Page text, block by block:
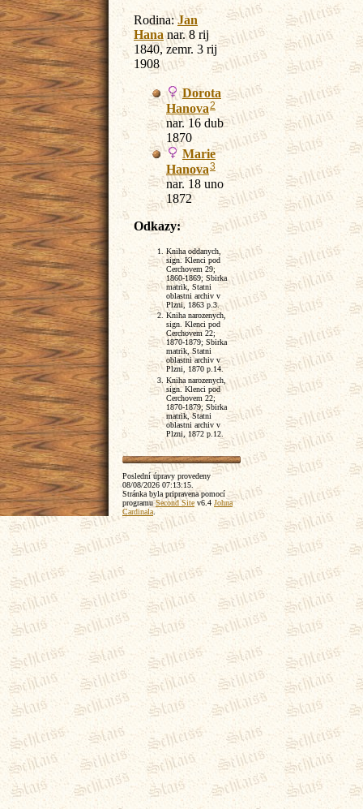
Rodina:Jan
Hananar. 8 rij
1840, zemr. 3 rij
1908
Dorota
Hanova2
nar. 16 dub
1870
Marie
Hanova3
nar. 18 uno
1872
Odkazy:
Kniha oddanych,
sign. Klenci pod
Cerchovem 29;
1860-1869; Sbirka
matrik, Statni
oblastni archiv v
Plzni, 1863 p.3.
Kniha narozenych,
sign. Klenci pod
Cerchovem 22;
1870-1879; Sbirka
matrik, Statni
oblastni archiv v
Plzni, 1870 p.14.
Kniha narozenych,
sign. Klenci pod
Cerchovem 22;
1870-1879; Sbirka
matrik, Statni
oblastni archiv v
Plzni, 1872 p.12.
Poslední úpravy provedeny
08/08/2026 07:13:15
Stránka byla pripravena pomocí
programuSecond Site v6.4 Johna
Cardinala